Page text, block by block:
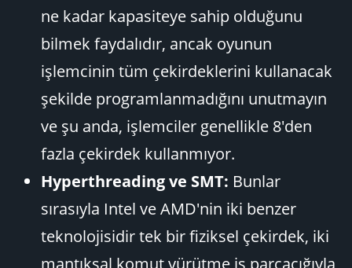
ne kadar kapasiteye sahip olduğunu
bilmek faydalıdır, ancak oyunun
işlemcinin tüm çekirdeklerini kullanacak
şekilde programlanmadığını unutmayın
ve şu anda, işlemciler genellikle 8'den
fazla çekirdek kullanmıyor.
Hyperthreading ve SMT: Bunlar
sırasıyla Intel ve AMD'nin iki benzer
teknolojisidir tek bir fiziksel çekirdek, iki
mantıksal komut yürütme iş parçacığıyla